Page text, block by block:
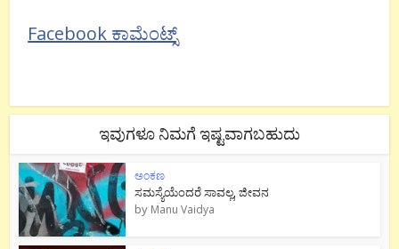
Facebook ಕಾಮೆಂಟ್ಸ್
ಇವುಗಳೂ ನಿಮಗೆ ಇಷ್ಟವಾಗಬಹುದು
ಅಂಕಣ
ಸಮಸ್ಯೆಯೆಂದರೆ ಸಾವಲ್ಲ, ಜೀವನ
by Manu Vaidya